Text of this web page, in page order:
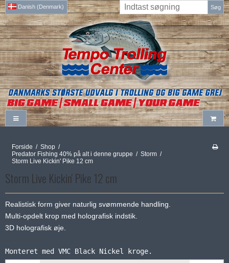
Danish (Denmark) Søg
Forside / Shop /
Predator Fishing 40% på alt i denne gruppe / Storm /
Storm Live Kickin' Pike 12 cm
Storm Live Kickin' Pike 12 cm
Realistisk form giver naturlig svømmende handling.
Multi-opdelt krop med holografisk indstik.
3D holografisk øje.
Monteret med VMC Black Nickel kroge.